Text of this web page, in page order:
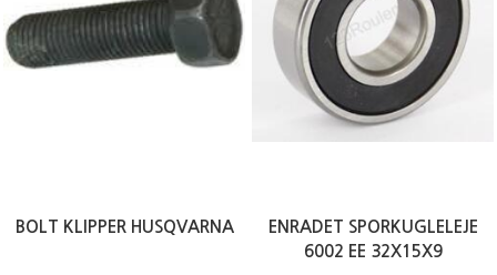
BOLT KLIPPER HUSQVARNA
ENRADET SPORKUGLELEJE
6002 EE 32X15X9